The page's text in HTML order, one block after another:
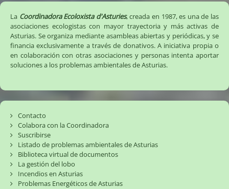
La Coordinadora Ecoloxista d'Asturies, creada en 1987, es una de las
asociaciones ecologistas con mayor trayectoria y más activas de
Asturias. Se organiza mediante asambleas abiertas y periódicas, y se
financia exclusivamente a través de donativos. A iniciativa propia o
en colaboración con otras asociaciones y personas intenta aportar
soluciones a los problemas ambientales de Asturias.
Contacto
Colabora con la Coordinadora
Suscribirse
Listado de problemas ambientales de Asturias
Biblioteca virtual de documentos
La gestión del lobo
Incendios en Asturias
Problemas Energéticos de Asturias